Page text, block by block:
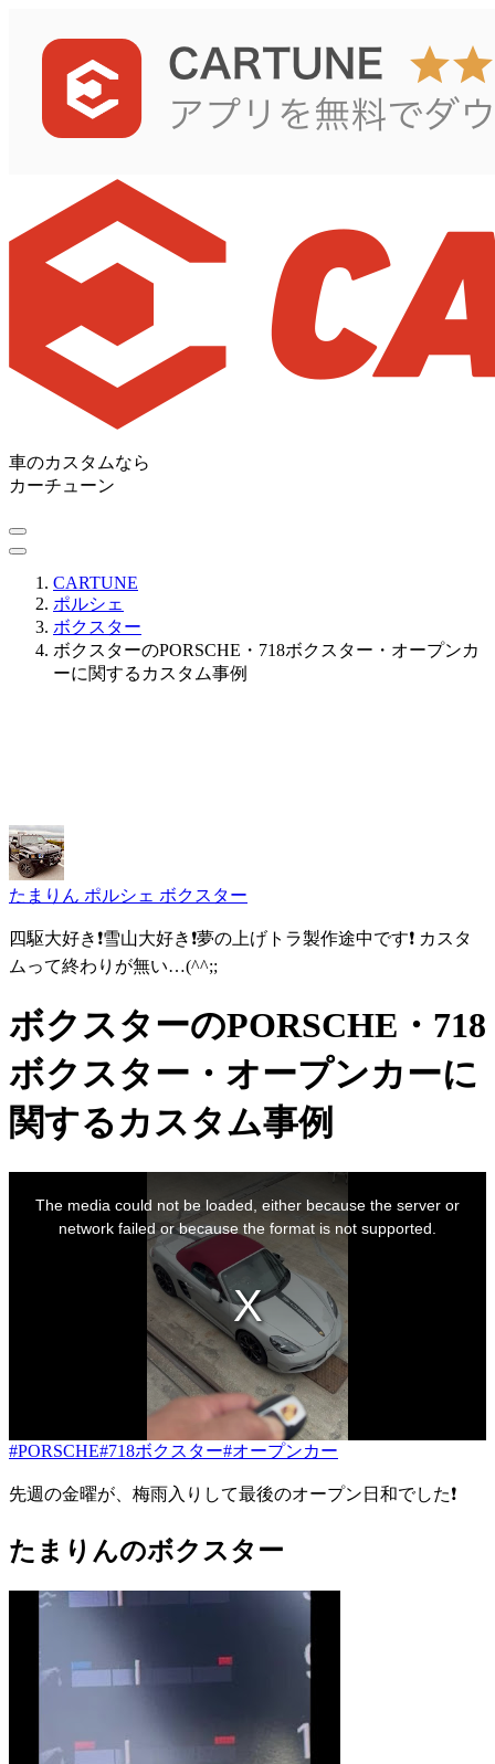
車のカスタムなら
カーチューン
CARTUNE
ポルシェ
ボクスター
ボクスターのPORSCHE・718ボクスター・オープンカ
ーに関するカスタム事例
たまりん ポルシェ ボクスター
四駆大好き❗️雪山大好き❗️夢の上げトラ製作途中です❗️ カスタ
ムって終わりが無い…(^^;;
ボクスターのPORSCHE・718
ボクスター・オープンカーに
関するカスタム事例
The media could not be loaded, either because the server or
network failed or because the format is not supported.
#PORSCHE#718ボクスター#オープンカー
先週の金曜が、梅雨入りして最後のオープン日和でした❗️
たまりんのボクスター